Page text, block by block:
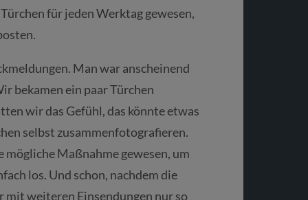
für jeden Werktag gewesen,
Man war anscheinend
bekamen ein paar Türchen
wir das Gefühl, das könnte etwas
selbst zusammenfotografieren.
mögliche Maßnahme gewesen, um
los. Und schon, nachdem die
mit weiteren Einsendungen nur so